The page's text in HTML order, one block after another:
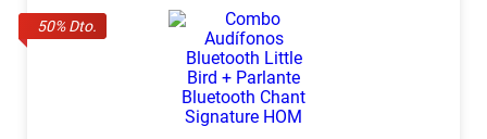
50% Dto.